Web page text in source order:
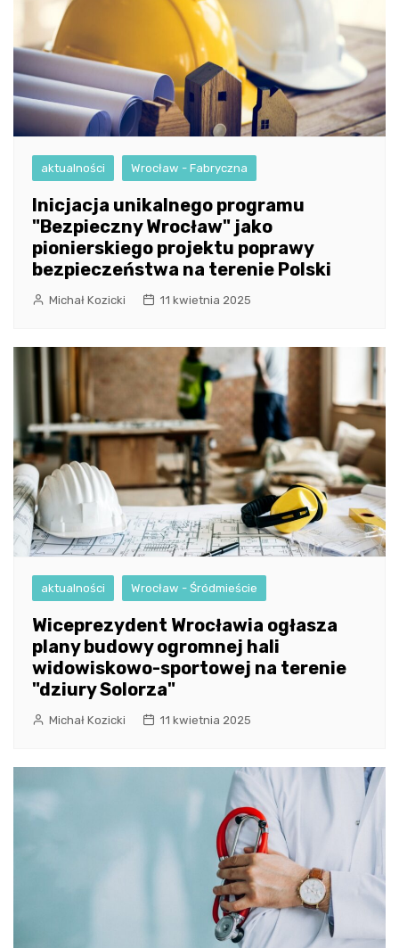
aktualności Wrocław - Fabryczna
Inicjacja unikalnego programu
"Bezpieczny Wrocław" jako
pionierskiego projektu poprawy
bezpieczeństwa na terenie Polski
Michał Kozicki 11 kwietnia 2025
aktualności Wrocław - Śródmieście
Wiceprezydent Wrocławia ogłasza
plany budowy ogromnej hali
widowiskowo-sportowej na terenie
"dziury Solorza"
Michał Kozicki 11 kwietnia 2025